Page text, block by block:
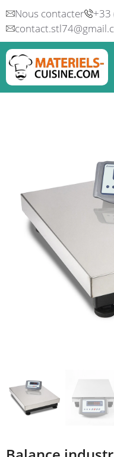
Aller
au
contenu
Nous contacter
+33